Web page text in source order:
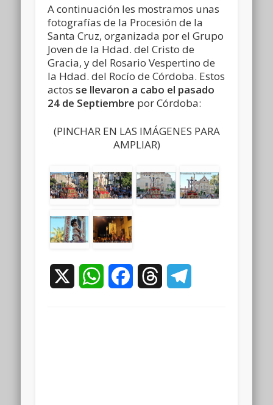
A continuación les mostramos unas
fotografías de la Procesión de la
Santa Cruz, organizada por el Grupo
Joven de la Hdad. del Cristo de
Gracia, y del Rosario Vespertino de
la Hdad. del Rocío de Córdoba. Estos
actos se llevaron a cabo el pasado
24 de Septiembre por Córdoba:
(PINCHAR EN LAS IMÁGENES PARA
AMPLIAR)
WhatsAppFacebookThreads